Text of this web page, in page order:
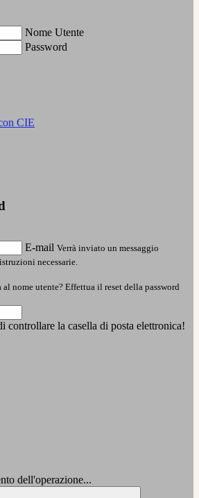
Nome Utente
Password
CIE
E-mail Verrà inviato un messaggio
necessarie.
nome utente? Effettua il reset della password
controllare la casella di posta elettronica!
dell'operazione...